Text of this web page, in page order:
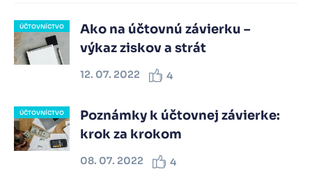
ÚČTOVNÍCTVO
Ako na účtovnú závierku –
výkaz ziskov a strát
12. 07. 2022 4
ÚČTOVNÍCTVO
Poznámky k účtovnej závierke:
krok za krokom
08. 07. 2022 4